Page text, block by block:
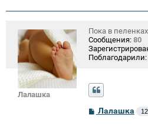
Лалашка
Пока в пеленках
Сообщения: 80
Поблагодарили:
С
о
Лалашка